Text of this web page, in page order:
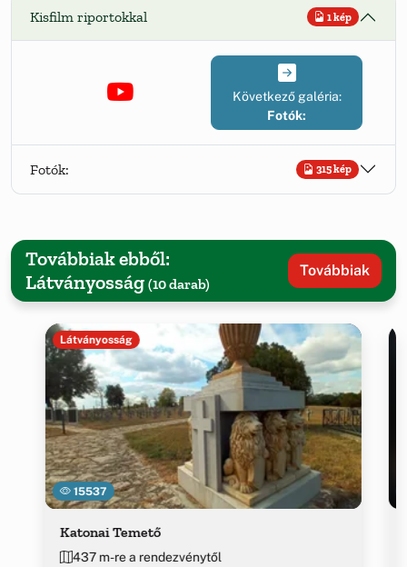
Kisfilm riportokkal 1 kép
Következő galéria:
Fotók:
Fotók: 315 kép
Továbbiak ebből:
Látványosság (10 darab)
Továbbiak
15537
Látványosság
Katonai Temető
437 m-re a rendezvénytől